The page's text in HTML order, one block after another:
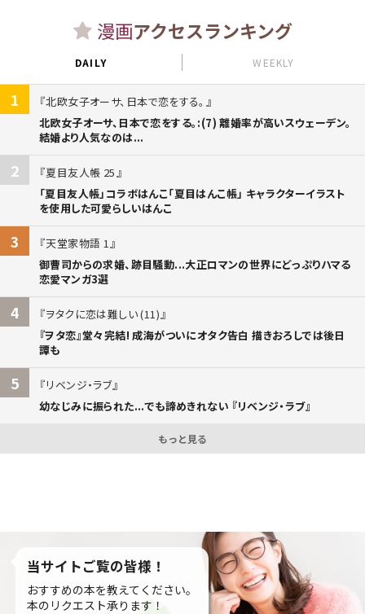
漫画アクセスランキング
DAILY WEEKLY
1
北欧女子オーサ、日本で恋をする。
北欧女子オーサ、日本で恋をする。:(7) 離婚率が高いスウェーデン。
結婚より人気なのは...
2
夏目友人帳 25
「夏目友人帳」コラボはんこ「夏目はんこ帳」 キャラクターイラスト
を使用した可愛らしいはんこ
3
天堂家物語 1
御曹司からの求婚、跡目騒動...大正ロマンの世界にどっぷりハマる
恋愛マンガ3選
4
ヲタクに恋は難しい (11)
『ヲタ恋』堂々完結! 成海がついにオタク告白 描きおろしでは後日
譚も
5
リベンジ・ラブ
幼なじみに振られた...でも諦めきれない 『リベンジ・ラブ』
もっと見る
当サイトご覧の皆様！
おすすめの本を教えてください。
本のリクエスト承ります！